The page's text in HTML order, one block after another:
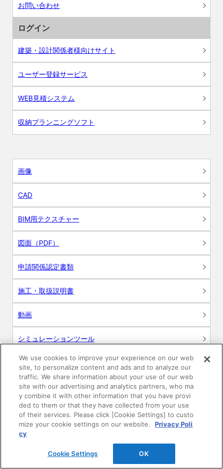
お問い合わせ
ログイン
建築・設計関係者様向けサイト
ユーザー登録サービス
WEB見積システム
収納プランニングソフト
画像
CAD
BIM用テクスチャー
図面（PDF）
申請関係認定書類
施工・取扱説明書
動画
シミュレーションツール
24時間換気システム〈エアスマート〉
簡易設計見積ソフト
R&Dセンター環境測定・分析サービス
商品マスター申し込み
We use cookies to improve your experience on our web
site, to personalize content and ads and to analyze our
traffic. We share information about your use of our web
site with our advertising and analytics partners, who ma
y combine it with other information that you have provi
ded to them or that they have collected from your use
of their services. Please click [Cookie Settings] to custo
mize your cookie settings on our website.
Privacy Poli
cy
Cookie Settings OK